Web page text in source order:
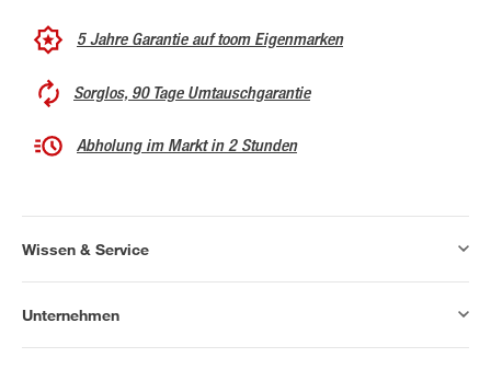
5 Jahre Garantie auf toom Eigenmarken
Sorglos, 90 Tage Umtauschgarantie
Abholung im Markt in 2 Stunden
Wissen & Service
Unternehmen